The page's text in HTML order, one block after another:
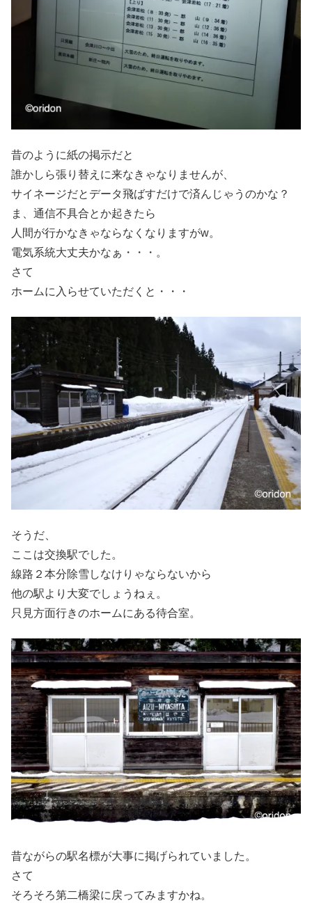
昔のように紙の掲示だと
誰かしら張り替えに来なきゃなりませんが、
サイネージだとデータ飛ばすだけで済んじゃうのかな？
ま、通信不具合とか起きたら
人間が行かなきゃならなくなりますがw。
電気系統大丈夫かなぁ・・・。
さて
ホームに入らせていただくと・・・
そうだ、
ここは交換駅でした。
線路２本分除雪しなけりゃならないから
他の駅より大変でしょうねぇ。
只見方面行きのホームにある待合室。
昔ながらの駅名標が大事に掲げられていました。
さて
そろそろ第二橋梁に戻ってみますかね。